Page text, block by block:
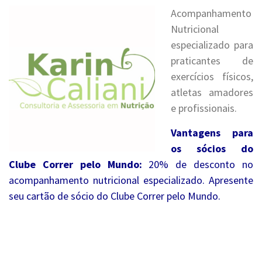
Acompanhamento
Nutricional
especializado para
praticantes de
exercícios físicos,
atletas amadores
e profissionais.
Vantagens para
os sócios do
Clube Correr pelo Mundo: 20% de desconto no
acompanhamento nutricional especializado. Apresente
seu cartão de sócio do Clube Correr pelo Mundo.